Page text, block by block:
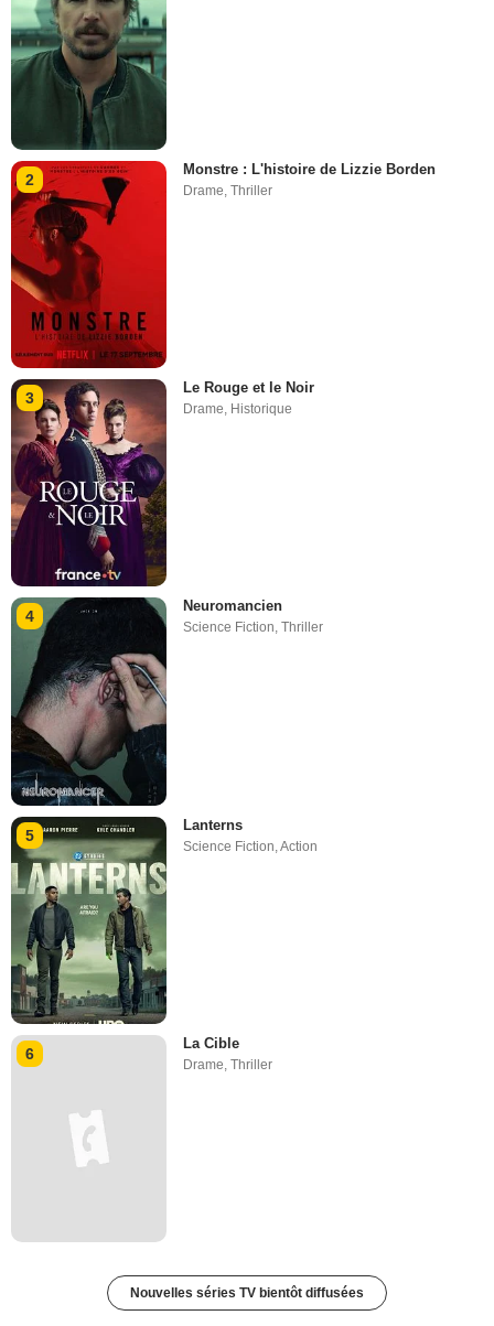
2
Monstre : L'histoire de Lizzie Borden
Drame ,Thriller
3
Le Rouge et le Noir
Drame, Historique
4
Neuromancien
Science Fiction,Thriller
5
Lanterns
Science Fiction ,Action
6
La Cible
Drame,Thriller
Nouvelles séries TV bientôt diffusées